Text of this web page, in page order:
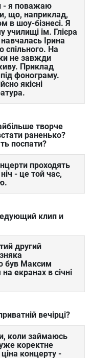
- я поважаю
що, наприклад,
в шоу-бізнесі. Я
училищі ім. Глієра
Ірина
спільного. На
не завжди
Приклад
фонограму.
якісні
творче
раненько?
поспати?
проходять
- це той час,
клип и
другий
був Максим
екранах в січні
вечірці?
коли займаюсь
коректне
концерту -